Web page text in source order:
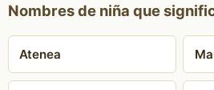
Nombres de niña que
Atenea